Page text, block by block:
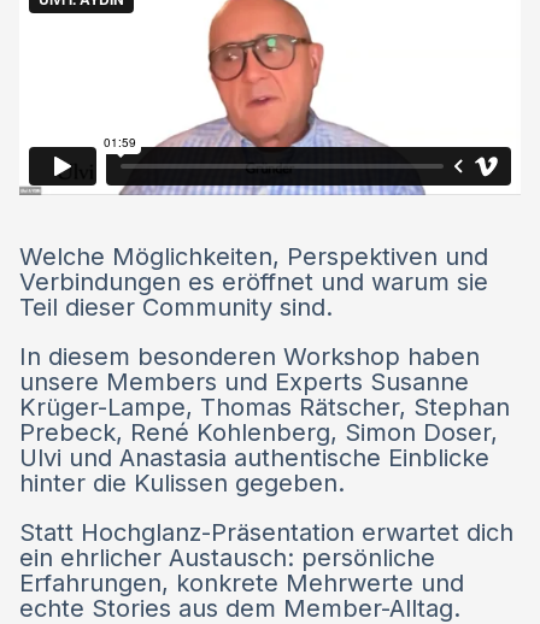
Welche Möglichkeiten, Perspektiven und
Verbindungen es eröffnet und warum sie
Teil dieser Community sind.
In diesem besonderen Workshop haben
unsere Members und Experts Susanne
Krüger-Lampe, Thomas Rätscher, Stephan
Prebeck, René Kohlenberg, Simon Doser,
Ulvi und Anastasia authentische Einblicke
hinter die Kulissen gegeben.
Statt Hochglanz-Präsentation erwartet dich
ein ehrlicher Austausch: persönliche
Erfahrungen, konkrete Mehrwerte und
echte Stories aus dem Member-Alltag.